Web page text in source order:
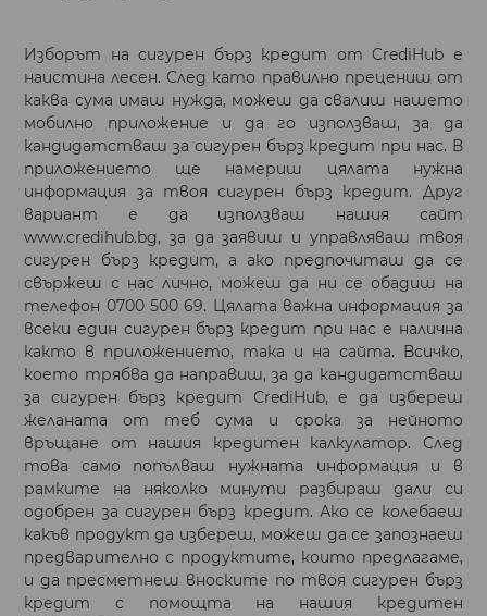
Изборът на сигурен бърз кредит от CrediHub е
наистина лесен. След като правилно прецениш от
каква сума имаш нужда, можеш да свалиш нашето
мобилно приложение и да го използваш, за да
кандидатстваш за сигурен бърз кредит при нас. В
приложението ще намериш цялата нужна
информация за твоя сигурен бърз кредит. Друг
вариант е да използваш нашия сайт
www.credihub.bg, за да заявиш и управляваш твоя
сигурен бърз кредит, а ако предпочиташ да се
свържеш с нас лично, можеш да ни се обадиш на
телефон 0700 500 69. Цялата важна информация за
всеки един сигурен бърз кредит при нас е налична
както в приложението, така и на сайта. Всичко,
което трябва да направиш, за да кандидатстваш
за сигурен бърз кредит CrediHub, е да избереш
желаната от теб сума и срока за нейното
връщане от нашия кредитен калкулатор. След
това само попълваш нужната информация и в
рамките на няколко минути разбираш дали си
одобрен за сигурен бърз кредит. Ако се колебаеш
какъв продукт да избереш, можеш да се запознаеш
предварително с продуктите, които предлагаме,
и да пресметнеш вноските по твоя сигурен бърз
кредит с помощта на нашия кредитен